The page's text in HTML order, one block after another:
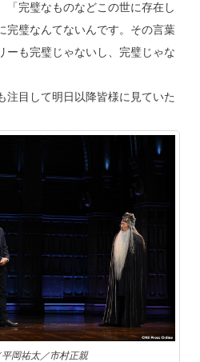
「完璧なものなどこの世に存在し
完璧なんてないんです。その言葉
ーも完璧じゃないし、完璧じゃな
注目して明日以降皆様に見ていた
岡祐太／市村正親